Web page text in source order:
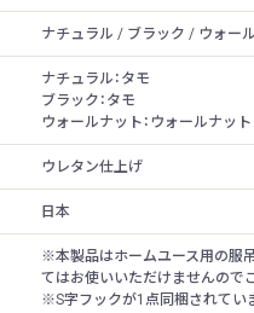
ナチュラル / ブラック / ウォー
ナチュラル：タモ
ブラック：タモ
ウォールナット：ウォールナット
ウレタン仕上げ
日本
※本製品はホームユース用の服
てはお使いいただけませんので
※S字フックが1点同梱されてい